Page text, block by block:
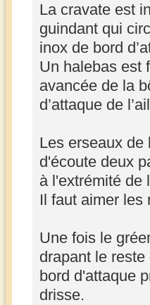
La cravate est
guindant qui
inox de bord
Un halebas est
avancée de la
d’attaque de
Les erseaux de
d'écoute deux
à l'extrémité de
Il faut aimer
Une fois le
drapant le
bord d'attaque
drisse.